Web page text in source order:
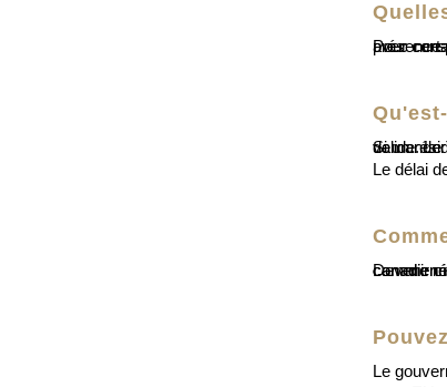
Pour conserver le statut de résident permanent au Canada, il est nécessaire de respecter les exigences de résidence
Si un résident permanent se trouve à l’extérieur du
Le délai
Devenir citoyen canadien est une étape essentielle pour les étrangers vivant au Canada. Pour ce faire, ils doivent d'abord
Le